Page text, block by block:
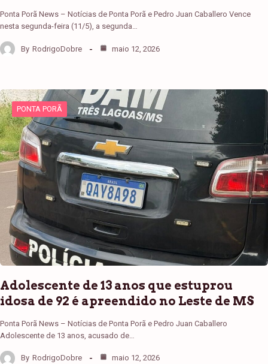
Ponta Porã News – Notícias de Ponta Porã e Pedro Juan Caballero Vence
nesta segunda-feira (11/5), a segunda…
By RodrigoDobre maio 12, 2026
PONTA PORÃ
Adolescente de 13 anos que estuprou
idosa de 92 é apreendido no Leste de MS
Ponta Porã News – Notícias de Ponta Porã e Pedro Juan Caballero
Adolescente de 13 anos, acusado de…
By RodrigoDobre maio 12, 2026